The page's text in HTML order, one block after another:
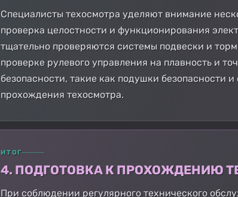
Специалисты техосмотра уделяют внимание
проверка целостности и функционирования
тщательно проверяются системы подвески и
проверке рулевого управления на плавность и
безопасности, такие как подушки безопасности
прохождения техосмотра.
ИТОГ
4. ПОДГОТОВКА К ПРОХОЖДЕНИЮ
При соблюдении регулярного технического